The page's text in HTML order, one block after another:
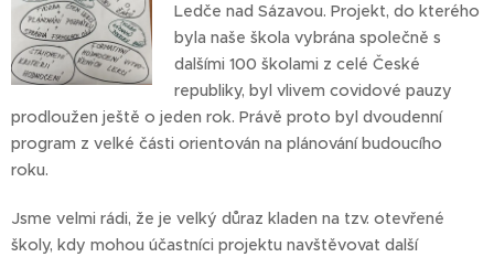
Ledče nad Sázavou. Projekt, do kterého
byla naše škola vybrána společně s
dalšími 100 školami z celé České
republiky, byl vlivem covidové pauzy
prodloužen ještě o jeden rok. Právě proto byl dvoudenní
program z velké části orientován na plánování budoucího
roku.
Jsme velmi rádi, že je velký důraz kladen na tzv. otevřené
školy, kdy mohou účastníci projektu navštěvovat další